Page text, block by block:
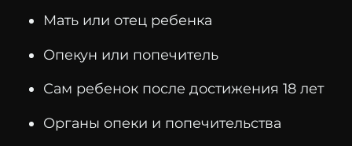
Мать или отец ребенка
Опекун или попечитель
Сам ребенок после достижения 18 лет
Органы опеки и попечительства